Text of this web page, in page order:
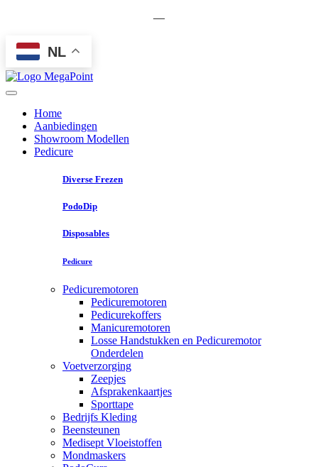
—
NL
Home
Aanbiedingen
Showroom Modellen
Pedicure
Diverse Frezen
PodoDip
Disposables
Pedicure
Pedicuremotoren
Pedicuremotoren
Pedicurekoffers
Manicuremotoren
Losse Handstukken en Pedicuremotor
Onderdelen
Voetverzorging
Zeepjes
Afsprakenkaartjes
Sporttape
Bedrijfs Kleding
Beensteunen
Medisept Vloeistoffen
Mondmaskers